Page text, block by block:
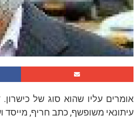
א ומרים עליו שהוא סוג של כישרון.
עיתונאי משופשף, כתב חריף, מייסד